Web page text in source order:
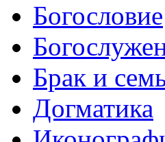
Богословие
Брак и
Догматика